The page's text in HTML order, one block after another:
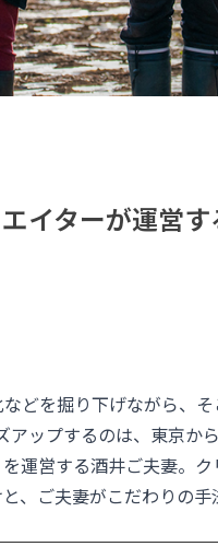
イターが運営
どを掘り下げながら、
アップするのは、東京か
運営する酒井ご夫妻。
、ご夫妻がこだわりの